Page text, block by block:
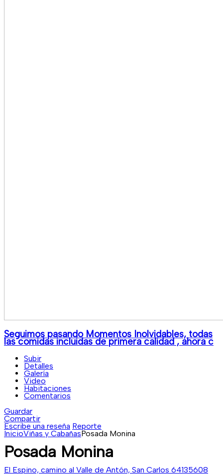
Seguimos pasando Momentos Inolvidables, todas
las comidas incluidas de primera calidad , ahora c
Subir
Detalles
Galería
Video
Habitaciones
Comentarios
Guardar
Compartir
Escribe una reseña Reporte
InicioViñas y CabañasPosada Monina
Posada Monina
El Espino, camino al Valle de Antón, San Carlos 64135608